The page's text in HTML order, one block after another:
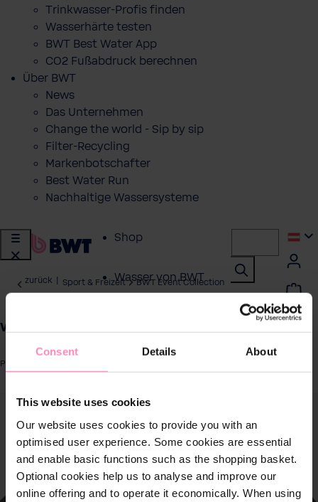
Consent Details About
This website uses cookies
Our website uses cookies to provide you with an
optimised user experience. Some cookies are essential
and enable basic functions such as the shopping basket.
Optional cookies help us to analyse and improve our
online offering and to operate it economically. When using
Trinkwasser-Profis finden
Wasserhärte testen
BWT Best Water App
CO2 Fußabdruck berechnen
Über BWT
News
Das Unternehmen
Change the world - Sip by sip
Filter-Recycling
Markenbotschafter
Best Water Run
Nachhaltige Wassersysteme
Shop
Wasser von BWT
zuhause
Lösungen für
Kundenservice
Über BWT
zurück Sport & Freizeit BWT Event Collection
Windhager Poloshirt 2025 Women
Produktnummer: 125686475
überspringen